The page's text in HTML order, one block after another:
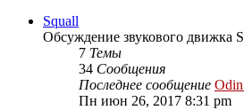
Squall
Обсуждение звукового движка
7 Темы
34 Сообщения
Последнее сообщение
Пн июн 26, 2017 8:31 pm